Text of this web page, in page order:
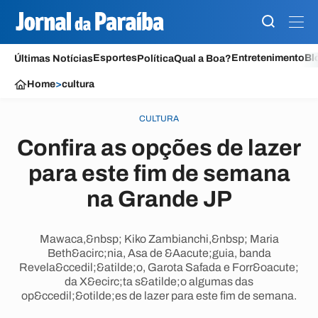
Últimas NotíciasEsportesPolíticaQual a Boa?Entretenimento
Home>cultura
CULTURA
Confira as opções de lazer
para este fim de semana
na Grande JP
Mawaca,&nbsp; Kiko Zambianchi,&nbsp; Maria
Beth&acirc;nia, Asa de &Aacute;guia, banda
Revela&ccedil;&atilde;o, Garota Safada e Forr&oacute;
da X&ecirc;ta s&atilde;o algumas das
op&ccedil;&otilde;es de lazer para este fim de semana.